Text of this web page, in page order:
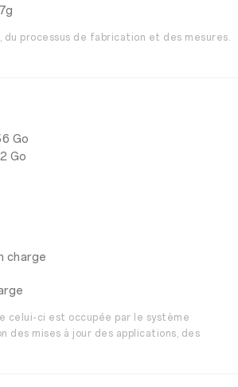
processus de fabrication et des mesures.
Go
Go
charge
celui-ci est occupée par le système
mises à jour des applications, des